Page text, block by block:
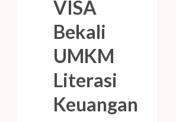
VISA
Bekali
UMKM
Literasi
Keuangan